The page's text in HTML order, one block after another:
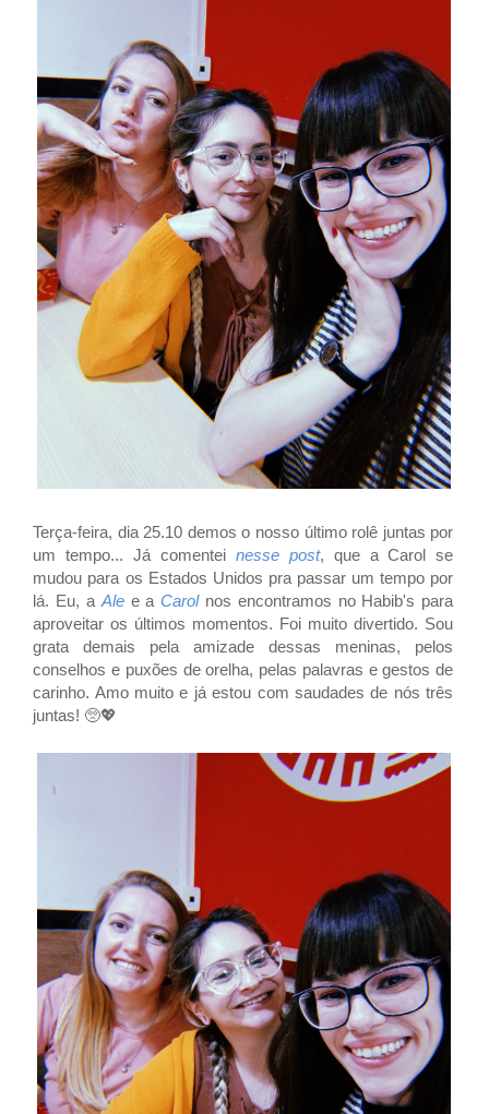
Terça-feira, dia 25.10 demos o nosso último rolê juntas por
um tempo... Já comentei nesse post, que a Carol se
mudou para os Estados Unidos pra passar um tempo por
lá. Eu, a Alee aCarolnos encontramos no Habib's para
aproveitar os últimos momentos. Foi muito divertido. Sou
grata demais pela amizade dessas meninas, pelos
conselhos e puxões de orelha, pelas palavras e gestos de
carinho. Amo muito e já estou com saudades de nós três
juntas! 🥺💖